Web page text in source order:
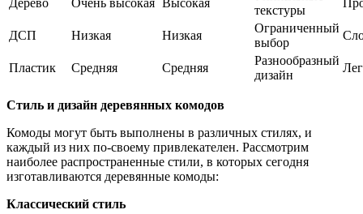
текстуры
ДСП Низкая Низкая
Ограниченный
выбор
Пластик Средняя Средняя
Разнообразный
дизайн
Стиль и дизайн деревянных комодов
Комоды могут быть выполнены в различных стилях, и
каждый из них по-своему привлекателен. Рассмотрим
наиболее распространенные стили, в которых сегодня
изготавливаются деревянные комоды:
Классический стиль